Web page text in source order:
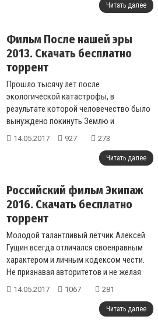
Читать далее
Фильм После нашей эры
2013. Скачать бесплатно
торрент
Прошло тысячу лет после
экологической катастрофы, в
результате которой человечество было
вынуждено покинуть Землю и
переселиться на другую планету. Сайфер
14.05.2017 927 273
Читать далее
Российский фильм Экипаж
2016. Скачать бесплатно
торрент
Молодой талантливый лётчик Алексей
Гущин всегда отличался своенравным
характером и личным кодексом чести.
Не признавая авторитетов и не желая
выполнять нелепые приказы, наш геро...
14.05.2017 1067 281
Читать далее